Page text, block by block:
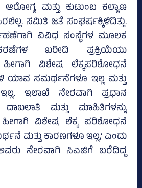
ಮತ್ತು ಕುಟುಂಬ ಕಲ್ಯಾಣ
ಸಮಿತಿ ಜತೆ ಸಂಘರ್ಷಕ್ಕಿಳಿದಿತ್ತು.
ವಿವಿಧ ಸಂಸ್ಥೆಗಳ ಮೂಲಕ
ಖರೀದಿ ಪ್ರಕ್ರಿಯೆಯು
ಹೀಗಾಗಿ ವಿಶೇಷ ಲೆಕ್ಕಪರಿಶೋಧನೆ
ಯಾವ ಸಮರ್ಥನೆಗಳೂ ಇಲ್ಲ ಮತ್ತು
ಇಲಾಖೆ ನೇರವಾಗಿ ಪ್ರಧಾನ
ಮತ್ತು ಮಾಹಿತಿಗಳನ್ನು
ಹೀಗಾಗಿ ವಿಶೇಷ ಲೆಕ್ಕ ಪರಿಶೋಧನೆ
ಮತ್ತು ಕಾರಣಗಳೂ ಇಲ್ಲ,’ ಎಂದು
ನೇರವಾಗಿ ಸಿಎಜಿಗೆ ಬರೆದಿದ್ದ